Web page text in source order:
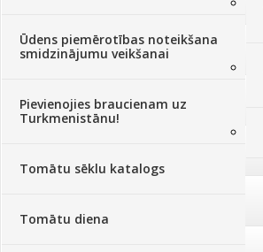
Ūdens piemērotības noteikšana
smidzinājumu veikšanai
Pievienojies braucienam uz
Turkmenistānu!
Tomātu sēklu katalogs
Tomātu diena
Mēslojumi(495)
Augsne, kūdra, mulča